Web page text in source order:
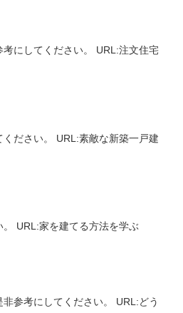
にしてください。 URL:注文住宅
ださい。 URL:素敵な新築一戸建
URL:家を建てる方法を学ぶ
参考にしてください。 URL:どう